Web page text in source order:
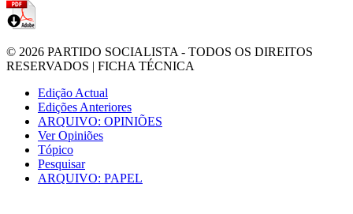
© 2026 PARTIDO SOCIALISTA - TODOS OS DIREITOS
RESERVADOS | FICHA TÉCNICA
Edição Actual
Edições Anteriores
ARQUIVO: OPINIÕES
Ver Opiniões
Tópico
Pesquisar
ARQUIVO: PAPEL